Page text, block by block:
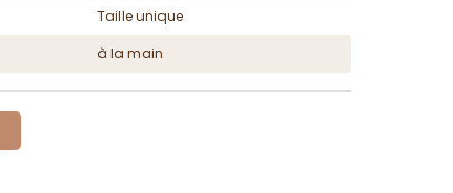
Taille unique
à la main